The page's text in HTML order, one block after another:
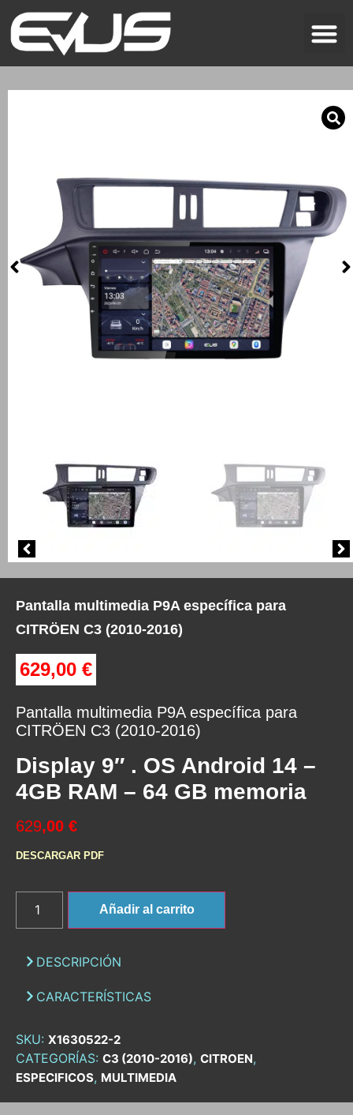
Pantalla multimedia P9A específica para
CITRÖEN C3 (2010-2016)
629,00 €
Pantalla multimedia P9A específica para
CITRÖEN C3 (2010-2016)
Display 9″ . OS Android 14 –
4GB RAM – 64 GB memoria
629,00 €
DESCARGAR PDF
Añadir al carrito
DESCRIPCIÓN
CARACTERÍSTICAS
SKU: X1630522-2
CATEGORÍAS: C3 (2010-2016), CITROEN,
ESPECIFICOS, MULTIMEDIA